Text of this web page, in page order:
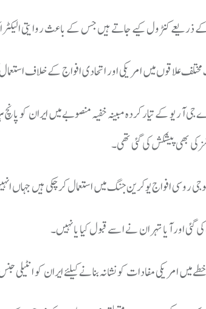
کنٹرول کیے جاتے ہیں جس کے باعث روایتی
علاقوں میں امریکی اور اتحادی افواج کے خلاف استعمال
یو کے تیار کردہ مبینہ خفیہ منصوبے میں ایران کو
کی بھی پیشکش کی گئی تھی۔
روسی افواج یوکرین جنگ میں استعمال کر چکی ہیں جہاں
اور آیا تہران نے اسے قبول کیا یا نہیں۔
میں امریکی مفادات کو نشانہ بنانے کیلئے ایران کو انٹیلی